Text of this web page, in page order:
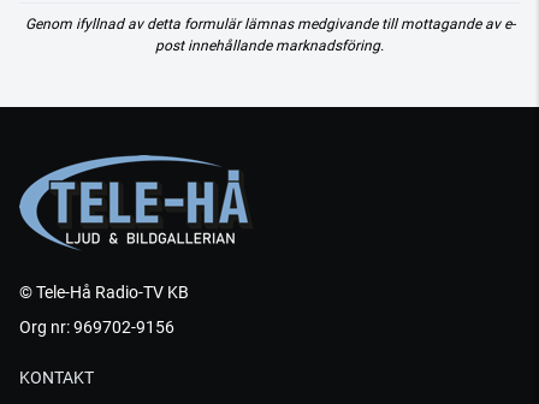
Genom ifyllnad av detta formulär lämnas medgivande till mottagande av e-
post innehållande marknadsföring.
© Tele-Hå Radio-TV KB
Org nr: 969702-9156
KONTAKT